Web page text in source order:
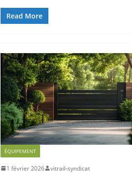
Read More
ÉQUIPEMENT
1 février 2026 vitrail-syndicat